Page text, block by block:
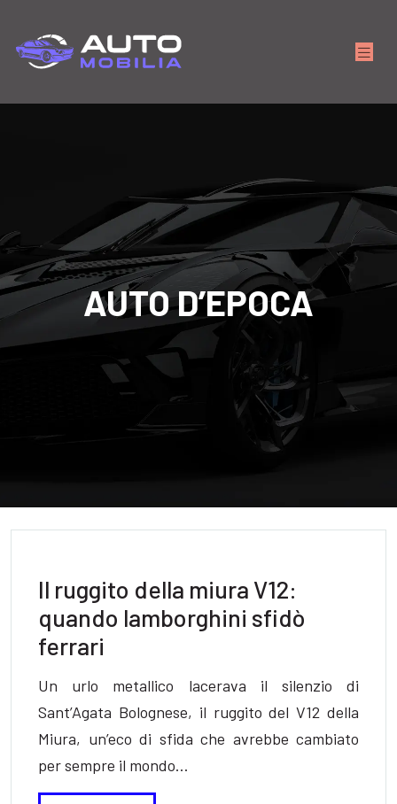
AUTO D’EPOCA
Il ruggito della miura V12:
quando lamborghini sfidò
ferrari
Un urlo metallico lacerava il silenzio di
Sant’Agata Bolognese, il ruggito del V12 della
Miura, un’eco di sfida che avrebbe cambiato
per sempre il mondo…